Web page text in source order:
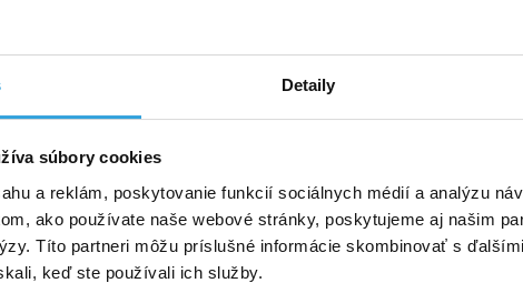
Detaily
súbory cookies
a reklám, poskytovanie funkcií sociálnych médií a analýzu
ako používate naše webové stránky, poskytujeme aj našim
Títo partneri môžu príslušné informácie skombinovať s
keď ste používali ich služby.